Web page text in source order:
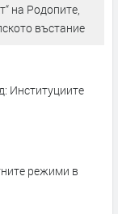
на Родопите,
въстание
Институциите
режими в